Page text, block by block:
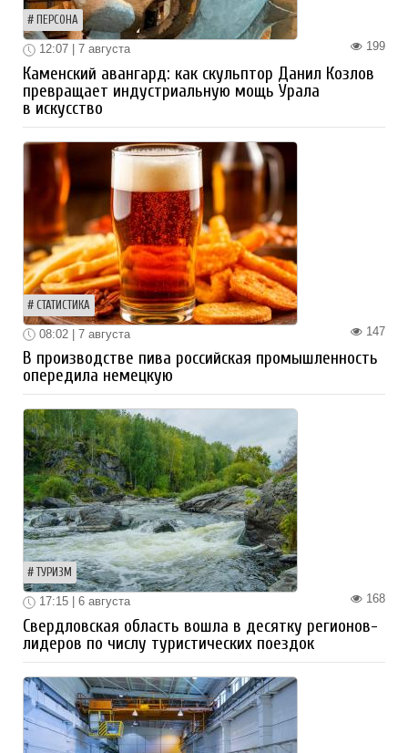
ПЕРСОНА
199
12:07 | 7 августа
Каменский авангард: как скульптор Данил Козлов
превращает индустриальную мощь Урала
в искусство
СТАТИСТИКА
147
08:02 | 7 августа
В производстве пива российская промышленность
опередила немецкую
ТУРИЗМ
168
17:15 | 6 августа
Свердловская область вошла в десятку регионов-
лидеров по числу туристических поездок